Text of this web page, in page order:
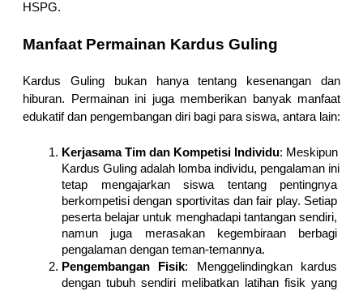
HSPG.
Manfaat Permainan Kardus Guling
Kardus Guling bukan hanya tentang kesenangan dan
hiburan. Permainan ini juga memberikan banyak manfaat
edukatif dan pengembangan diri bagi para siswa, antara lain:
Kerjasama Tim dan Kompetisi Individu: Meskipun
Kardus Guling adalah lomba individu, pengalaman ini
tetap mengajarkan siswa tentang pentingnya
berkompetisi dengan sportivitas dan fair play. Setiap
peserta belajar untuk menghadapi tantangan sendiri,
namun juga merasakan kegembiraan berbagi
pengalaman dengan teman-temannya.
Pengembangan Fisik: Menggelindingkan kardus
dengan tubuh sendiri melibatkan latihan fisik yang